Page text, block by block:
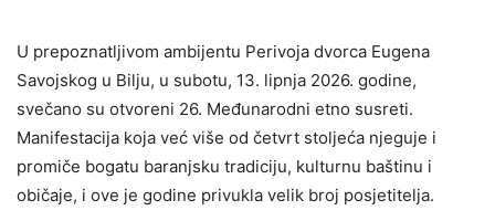
U prepoznatljivom ambijentu Perivoja dvorca Eugena
Savojskog u Bilju, u subotu, 13. lipnja 2026. godine,
svečano su otvoreni 26. Međunarodni etno susreti.
Manifestacija koja već više od četvrt stoljeća njeguje i
promiče bogatu baranjsku tradiciju, kulturnu baštinu i
običaje, i ove je godine privukla velik broj posjetitelja.